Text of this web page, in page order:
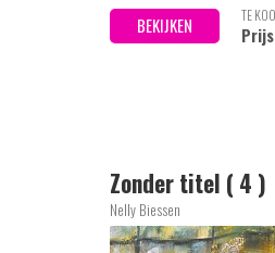
BEKIJKEN TE
Zonder titel ( 4 )
Nelly Biessen